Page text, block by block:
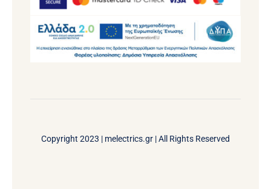
Copyright 2023 | melectrics.gr | All Rights Reserved